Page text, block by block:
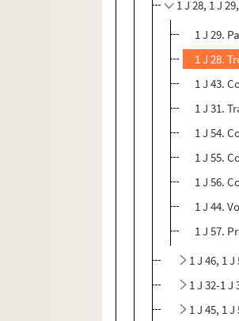
1 J 28, 1 J
1 J 29.
1 J 28.
1 J 43.
1 J 31.
1 J 54.
1 J 55.
1 J 56.
1 J 44.
1 J 57.
1 J 46, 1
1 J 32-1
1 J 45, 1